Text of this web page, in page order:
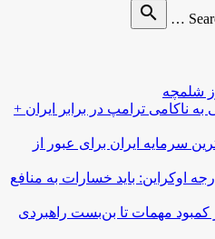
search
شلمچه
ناکامی ترامپ در برابر ایران +
سرمایه ایران برای عبور از
اوکراین: باید خسارات به منافع
کمبود مهمات تا بن‌بست راهبردی